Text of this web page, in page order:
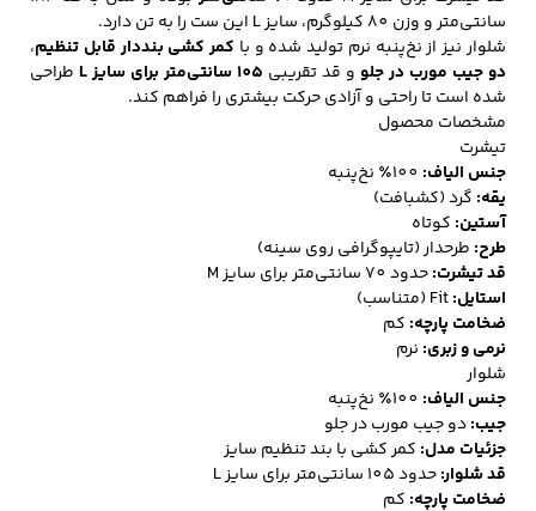
لباس زیر و راحتی
مردانه
لباس زیر مردانه لباس راحتی مردانه
سانتی‌متر و وزن 80 کیلوگرم، سایز L این ست را به تن دارد.
شلوار نیز از نخ‌پنبه نرم تولید شده و با کمر کشی بنددار قابل تنظیم،
دو جیب مورب در جلو و قد تقریبی 105 سانتی‌متر برای سایز L
طراحی
شده است تا راحتی و آزادی حرکت بیشتری را فراهم کند.
مشخصات محصول
تیشرت
جنس الیاف:
یقه: گرد (کشبافت)
آستین: کوتاه
طرح: طرحدار (تایپوگرافی روی سینه)
قد تیشرت:حدود 70 سانتی‌متر برای سایز M
استایل:
ضخامت پارچه: کم
نرمی و زبری: نرم
شلوار
جنس الیاف:
جیب:دو جیب مورب در جلو
جزئیات مدل: کمر کشی با بند تنظیم سایز
قد شلوار:حدود 105 سانتی‌متر برای سایز L
ضخامت پارچه: کم